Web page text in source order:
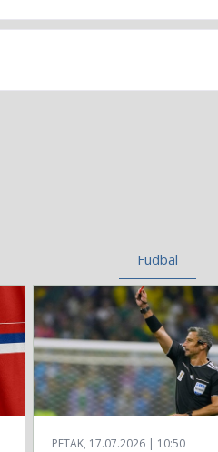
Fudbal
PETAK, 17.07.2026 | 10:50